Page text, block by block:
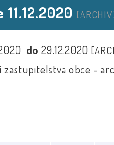
do29.12.2020
zastupitelstva obce -